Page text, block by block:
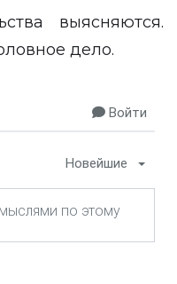
выясняются.
дело.
Войти
Новейшие